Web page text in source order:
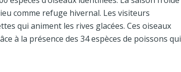
comme refuge hivernal. Les visiteurs
qui animent les rives glacées. Ces oiseaux
à la présence des 34 espèces de poissons qui